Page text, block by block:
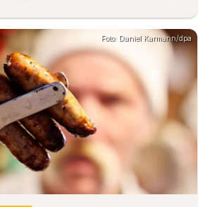
Foto: Daniel Karmann/dpa